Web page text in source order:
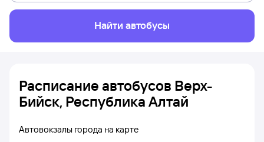
Найти автобусы
Расписание автобусов Верх-
Бийск, Республика Алтай
Автовокзалы города на карте